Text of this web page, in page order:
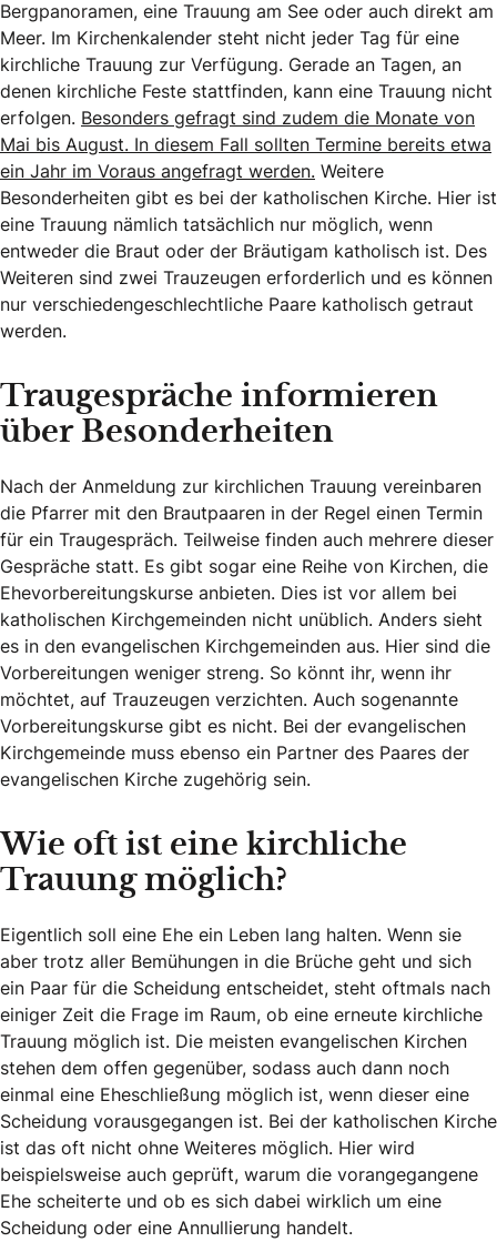
Bergpanoramen, eine Trauung am See oder auch direkt am
Meer. Im Kirchenkalender steht nicht jeder Tag für eine
kirchliche Trauung zur Verfügung. Gerade an Tagen, an
denen kirchliche Feste stattfinden, kann eine Trauung nicht
erfolgen. Besonders gefragt sind zudem die Monate von
Mai bis August. In diesem Fall sollten Termine bereits etwa
ein Jahr im Voraus angefragt werden. Weitere
Besonderheiten gibt es bei der katholischen Kirche. Hier ist
eine Trauung nämlich tatsächlich nur möglich, wenn
entweder die Braut oder der Bräutigam katholisch ist. Des
Weiteren sind zwei Trauzeugen erforderlich und es können
nur verschiedengeschlechtliche Paare katholisch getraut
werden.
Traugespräche informieren
über Besonderheiten
Nach der Anmeldung zur kirchlichen Trauung vereinbaren
die Pfarrer mit den Brautpaaren in der Regel einen Termin
für ein Traugespräch. Teilweise finden auch mehrere dieser
Gespräche statt. Es gibt sogar eine Reihe von Kirchen, die
Ehevorbereitungskurse anbieten. Dies ist vor allem bei
katholischen Kirchgemeinden nicht unüblich. Anders sieht
es in den evangelischen Kirchgemeinden aus. Hier sind die
Vorbereitungen weniger streng. So könnt ihr, wenn ihr
möchtet, auf Trauzeugen verzichten. Auch sogenannte
Vorbereitungskurse gibt es nicht. Bei der evangelischen
Kirchgemeinde muss ebenso ein Partner des Paares der
evangelischen Kirche zugehörig sein.
Wie oft ist eine kirchliche
Trauung möglich?
Eigentlich soll eine Ehe ein Leben lang halten. Wenn sie
aber trotz aller Bemühungen in die Brüche geht und sich
ein Paar für die Scheidung entscheidet, steht oftmals nach
einiger Zeit die Frage im Raum, ob eine erneute kirchliche
Trauung möglich ist. Die meisten evangelischen Kirchen
stehen dem offen gegenüber, sodass auch dann noch
einmal eine Eheschließung möglich ist, wenn dieser eine
Scheidung vorausgegangen ist. Bei der katholischen Kirche
ist das oft nicht ohne Weiteres möglich. Hier wird
beispielsweise auch geprüft, warum die vorangegangene
Ehe scheiterte und ob es sich dabei wirklich um eine
Scheidung oder eine Annullierung handelt.